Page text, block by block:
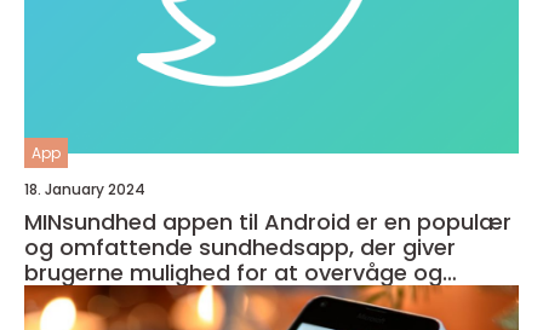
App
18. January 2024
MINsundhed appen til Android er en populær
og omfattende sundhedsapp, der giver
brugerne mulighed for at overvåge og
forbedre deres generelle helbred og velvære